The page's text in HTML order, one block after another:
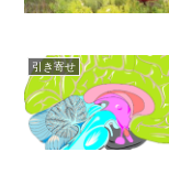
引き寄せ